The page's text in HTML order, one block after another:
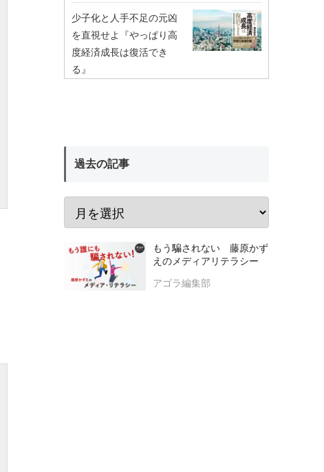
少子化と人手不足の元凶
を直視せよ『やっぱり高
度経済成長は復活でき
る』
過去の記事
もう騙されない 藤原かず
えのメディアリテラシー
アゴラ編集部